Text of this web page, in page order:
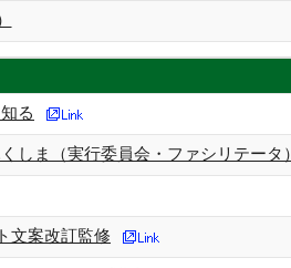
る
しま（実行委員会・ファシリテータ）
文案改訂監修